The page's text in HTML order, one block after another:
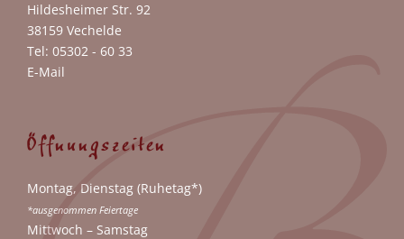
Hildesheimer Str. 92
38159 Vechelde
Tel: 05302 - 60 33
E-Mail
Öffnungszeiten
Montag, Dienstag (Ruhetag*)
*ausgenommen Feiertage
Mittwoch – Samstag